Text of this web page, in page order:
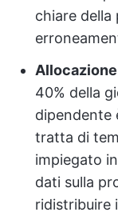
chiare
40% della
dipendente
tratta di
impiegato
dati sulla
ridistribuire